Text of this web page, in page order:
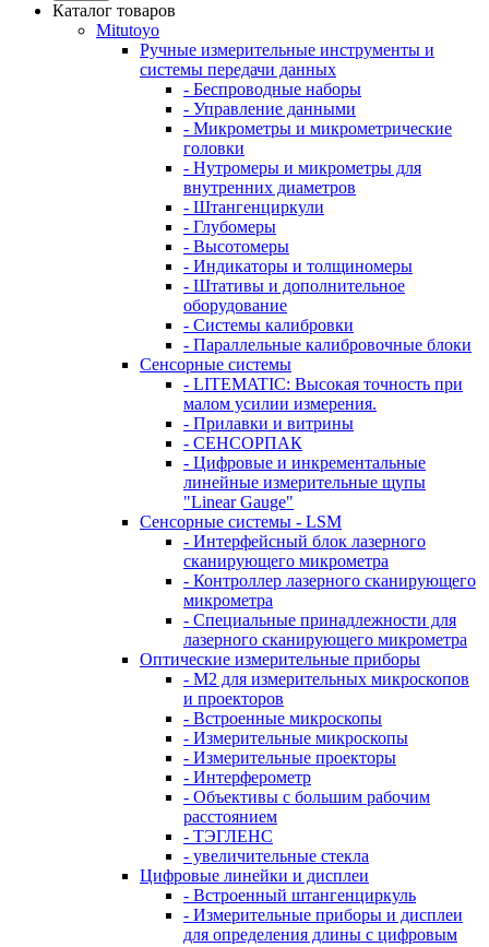
Каталог товаров
Mitutoyo
Ручные измерительные инструменты и
системы передачи данных
- Беспроводные наборы
- Управление данными
- Микрометры и микрометрические
головки
- Нутромеры и микрометры для
внутренних диаметров
- Штангенциркули
- Глубомеры
- Высотомеры
- Индикаторы и толщиномеры
- Штативы и дополнительное
оборудование
- Системы калибровки
- Параллельные калибровочные блоки
Сенсорные системы
- LITEMATIC: Высокая точность при
малом усилии измерения.
- Прилавки и витрины
- СЕНСОРПАК
- Цифровые и инкрементальные
линейные измерительные щупы
"Linear Gauge"
Сенсорные системы - LSM
- Интерфейсный блок лазерного
сканирующего микрометра
- Контроллер лазерного сканирующего
микрометра
- Специальные принадлежности для
лазерного сканирующего микрометра
Оптические измерительные приборы
- M2 для измерительных микроскопов
и проекторов
- Встроенные микроскопы
- Измерительные микроскопы
- Измерительные проекторы
- Интерферометр
- Объективы с большим рабочим
расстоянием
- ТЭГЛЕНС
- увеличительные стекла
Цифровые линейки и дисплеи
- Встроенный штангенциркуль
- Измерительные приборы и дисплеи
для определения длины с цифровым